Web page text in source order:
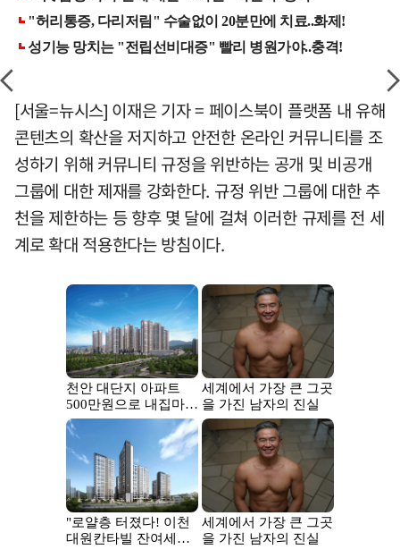
[서울=뉴시스] 이재은 기자 = 페이스북이 플랫폼 내 유해
콘텐츠의 확산을 저지하고 안전한 온라인 커뮤니티를 조
성하기 위해 커뮤니티 규정을 위반하는 공개 및 비공개
그룹에 대한 제재를 강화한다. 규정 위반 그룹에 대한 추
천을 제한하는 등 향후 몇 달에 걸쳐 이러한 규제를 전 세
계로 확대 적용한다는 방침이다.